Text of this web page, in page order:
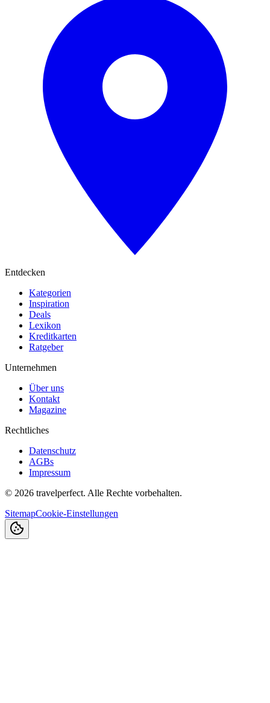
Entdecken
Kategorien
Inspiration
Deals
Lexikon
Kreditkarten
Ratgeber
Unternehmen
Über uns
Kontakt
Magazine
Rechtliches
Datenschutz
AGBs
Impressum
© 2026 travelperfect. Alle Rechte vorbehalten.
SitemapCookie-Einstellungen